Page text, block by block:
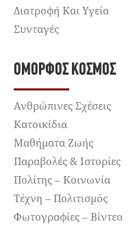
Διατροφή Και Υγεία
Συνταγές
ΌΜΟΡΦΟΣ ΚΌΣΜΟΣ
Ανθρώπινες Σχέσεις
Κατοικίδια
Μαθήματα Ζωής
Παραβολές & Ιστορίες
Πολίτης – Κοινωνία
Τέχνη – Πολιτισμός
Φωτογραφίες – Βίντεο